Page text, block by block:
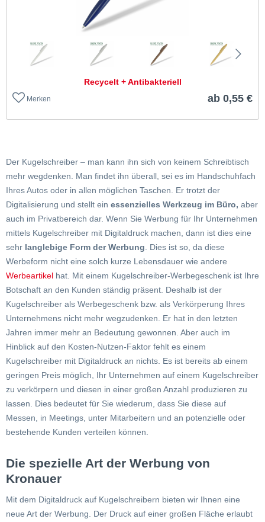
Recycelt + Antibakteriell
Merken ab 0,55 €
Der Kugelschreiber – man kann ihn sich von keinem Schreibtisch
mehr wegdenken. Man findet ihn überall, sei es im Handschuhfach
Ihres Autos oder in allen möglichen Taschen. Er trotzt der
Digitalisierung und stellt ein essenzielles Werkzeug im Büro, aber
auch im Privatbereich dar. Wenn Sie Werbung für Ihr Unternehmen
mittels Kugelschreiber mit Digitaldruck machen, dann ist dies eine
sehr langlebige Form der Werbung . Dies ist so, da diese
Werbeform nicht eine solch kurze Lebensdauer wie andere
Werbeartikel hat. Mit einem Kugelschreiber-Werbegeschenk ist Ihre
Botschaft an den Kunden ständig präsent. Deshalb ist der
Kugelschreiber als Werbegeschenk bzw. als Verkörperung Ihres
Unternehmens nicht mehr wegzudenken. Er hat in den letzten
Jahren immer mehr an Bedeutung gewonnen. Aber auch im
Hinblick auf den Kosten-Nutzen-Faktor fehlt es einem
Kugelschreiber mit Digitaldruck an nichts. Es ist bereits ab einem
geringen Preis möglich, Ihr Unternehmen auf einem Kugelschreiber
zu verkörpern und diesen in einer großen Anzahl produzieren zu
lassen. Dies bedeutet für Sie wiederum, dass Sie diese auf
Messen, in Meetings, unter Mitarbeitern und an potenzielle oder
bestehende Kunden verteilen können.
Die spezielle Art der Werbung von
Kronauer
Mit dem Digitaldruck auf Kugelschreibern bieten wir Ihnen eine
neue Art der Werbung. Der Druck auf einer großen Fläche erlaubt